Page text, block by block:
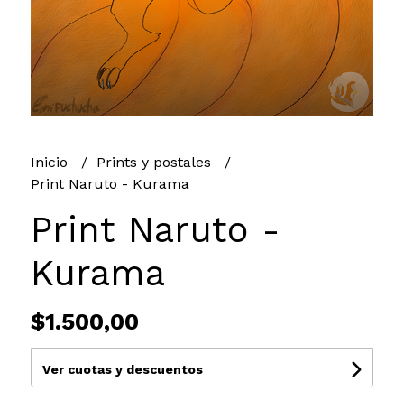
Inicio
Prints y postales
Print Naruto - Kurama
Print Naruto -
Kurama
$1.500,00
Ver cuotas y descuentos